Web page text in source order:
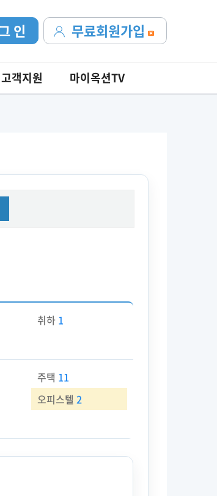
무료회원가입
인
고객지원 마이옥션TV
취하 1
주택 11
오피스텔 2